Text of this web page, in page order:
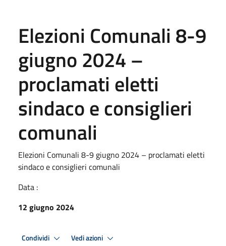
Elezioni Comunali 8-9
giugno 2024 –
proclamati eletti
sindaco e consiglieri
comunali
Elezioni Comunali 8-9 giugno 2024 – proclamati eletti
sindaco e consiglieri comunali
Data :
12 giugno 2024
Condividi Vedi azioni